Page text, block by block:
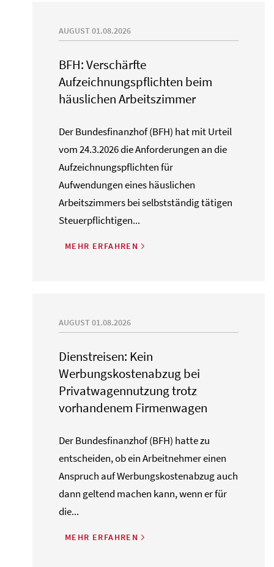
AUGUST 01.08.2026
BFH: Verschärfte
Aufzeichnungspflichten beim
häuslichen Arbeitszimmer
Der Bundesfinanzhof (BFH) hat mit Urteil
vom 24.3.2026 die Anforderungen an die
Aufzeichnungspflichten für
Aufwendungen eines häuslichen
Arbeitszimmers bei selbstständig tätigen
Steuerpflichtigen...
MEHR ERFAHREN
AUGUST 01.08.2026
Dienstreisen: Kein
Werbungskostenabzug bei
Privatwagennutzung trotz
vorhandenem Firmenwagen
Der Bundesfinanzhof (BFH) hatte zu
entscheiden, ob ein Arbeitnehmer einen
Anspruch auf Werbungskostenabzug auch
dann geltend machen kann, wenn er für
die...
MEHR ERFAHREN